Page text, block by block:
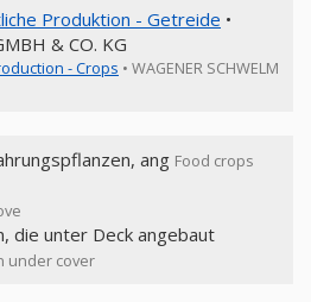
Produktion - Getreide •
& CO. KG
- Crops • WAGENER SCHWELM
ang Food crops
die unter Deck angebaut
under cover